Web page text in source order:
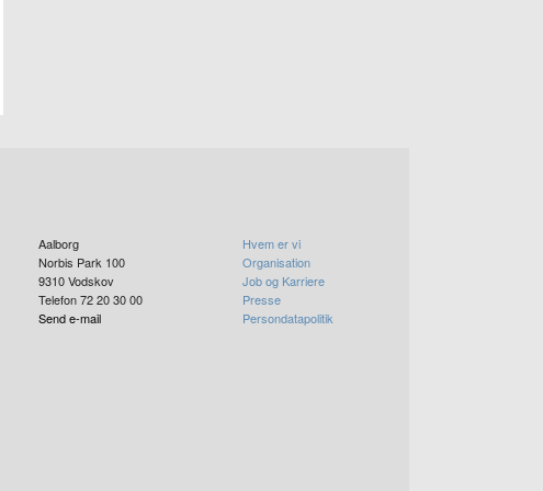
Aalborg
Norbis Park 100
9310 Vodskov
Telefon 72 20 30 00
Send e-mail
Hvem er vi
Organisation
Job og Karriere
Presse
Persondatapolitik